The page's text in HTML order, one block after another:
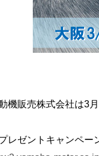
機販売株式会社は3
レゼントキャンペー